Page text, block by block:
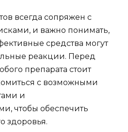
всегда сопряжен с
и важно понимать,
средства могут
реакции. Перед
препарата стоит
с возможными
и
чтобы обеспечить
здоровья.